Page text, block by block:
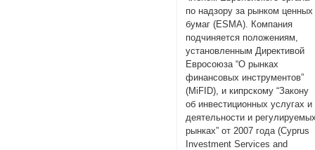
по надзору за рынком ценных
бумаг (ESMA). Компания
подчиняется положениям,
установленным Директивой
Евросоюза “О рынках
финансовых инструментов”
(MiFID), и кипрскому “Закону
об инвестиционных услугах и
деятельности и
рынках” от 2007 года (Cyprus
Investment Services and